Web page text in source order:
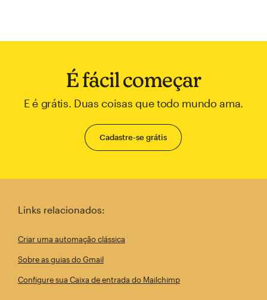
É fácil começar
E é grátis. Duas coisas que todo mundo ama.
Cadastre-se grátis
Links relacionados:
Criar uma automação clássica
Sobre as guias do Gmail
Configure sua Caixa de entrada do Mailchimp